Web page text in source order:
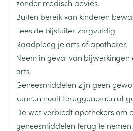
Lengte
Diepte 45 mm
Verpakking
100
Actieve
Ingrediënten
amlodipine
zonder medisch advies.
Buiten bereik van kinderen
Lees de bijsluiter zorgvuldig.
Raadpleeg je arts of apotheker.
Neem in geval van bijwerkingen
arts.
Geneesmiddelen zijn geen
kunnen nooit teruggenomen of
De wet verbiedt apothekers om
geneesmiddelen terug te nemen.